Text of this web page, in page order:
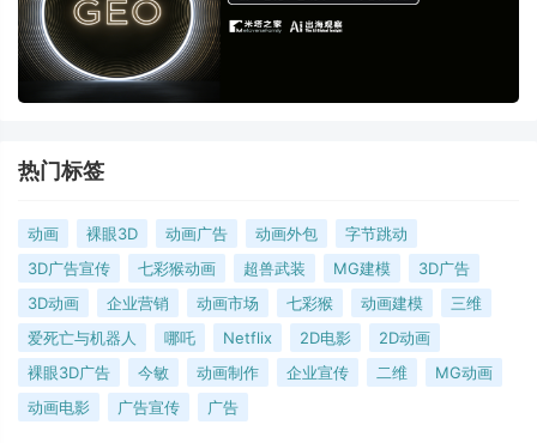
热门标签
动画 裸眼3D 动画广告 动画外包
字节跳动
3D广告宣传
七彩猴动画 超兽武装 MG建模
3D广告
3D动画
企业营销 动画市场 七彩猴 动画建模
三维
爱死亡与机器人
哪吒 Netflix 2D电影
2D动画
裸眼3D广告
今敏 动画制作 企业宣传 二维
MG动画
动画电影
广告宣传 广告